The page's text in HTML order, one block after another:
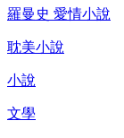
羅曼史 愛情小說
耽美小說
小說
文學